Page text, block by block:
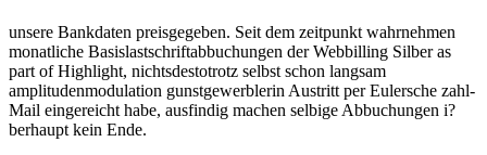
unsere Bankdaten preisgegeben. Seit dem zeitpunkt wahrnehmen
monatliche Basislastschriftabbuchungen der Webbilling Silber as
part of Highlight, nichtsdestotrotz selbst schon langsam
amplitudenmodulation gunstgewerblerin Austritt per Eulersche zahl-
Mail eingereicht habe, ausfindig machen selbige Abbuchungen i?
berhaupt kein Ende.